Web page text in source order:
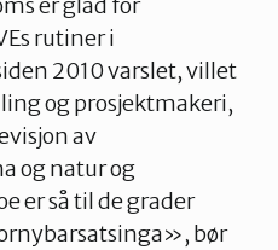
rutiner i
2010 varslet, villet
og prosjektmakeri,
av
og natur og
er så til de grader
bør